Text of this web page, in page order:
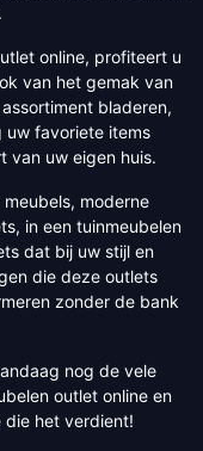
online, profiteert u
van het gemak van
bladeren,
uw favoriete items
van uw eigen huis.
moderne
in een tuinmeubelen
dat bij uw stijl en
die deze outlets
zonder de bank
nog de vele
outlet online en
het verdient!